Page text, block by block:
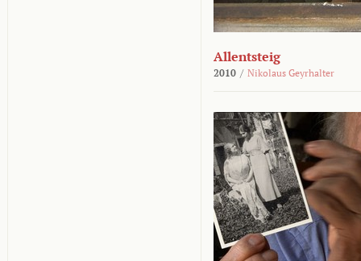
Allentsteig
2010 / Nikolaus Geyrhalter